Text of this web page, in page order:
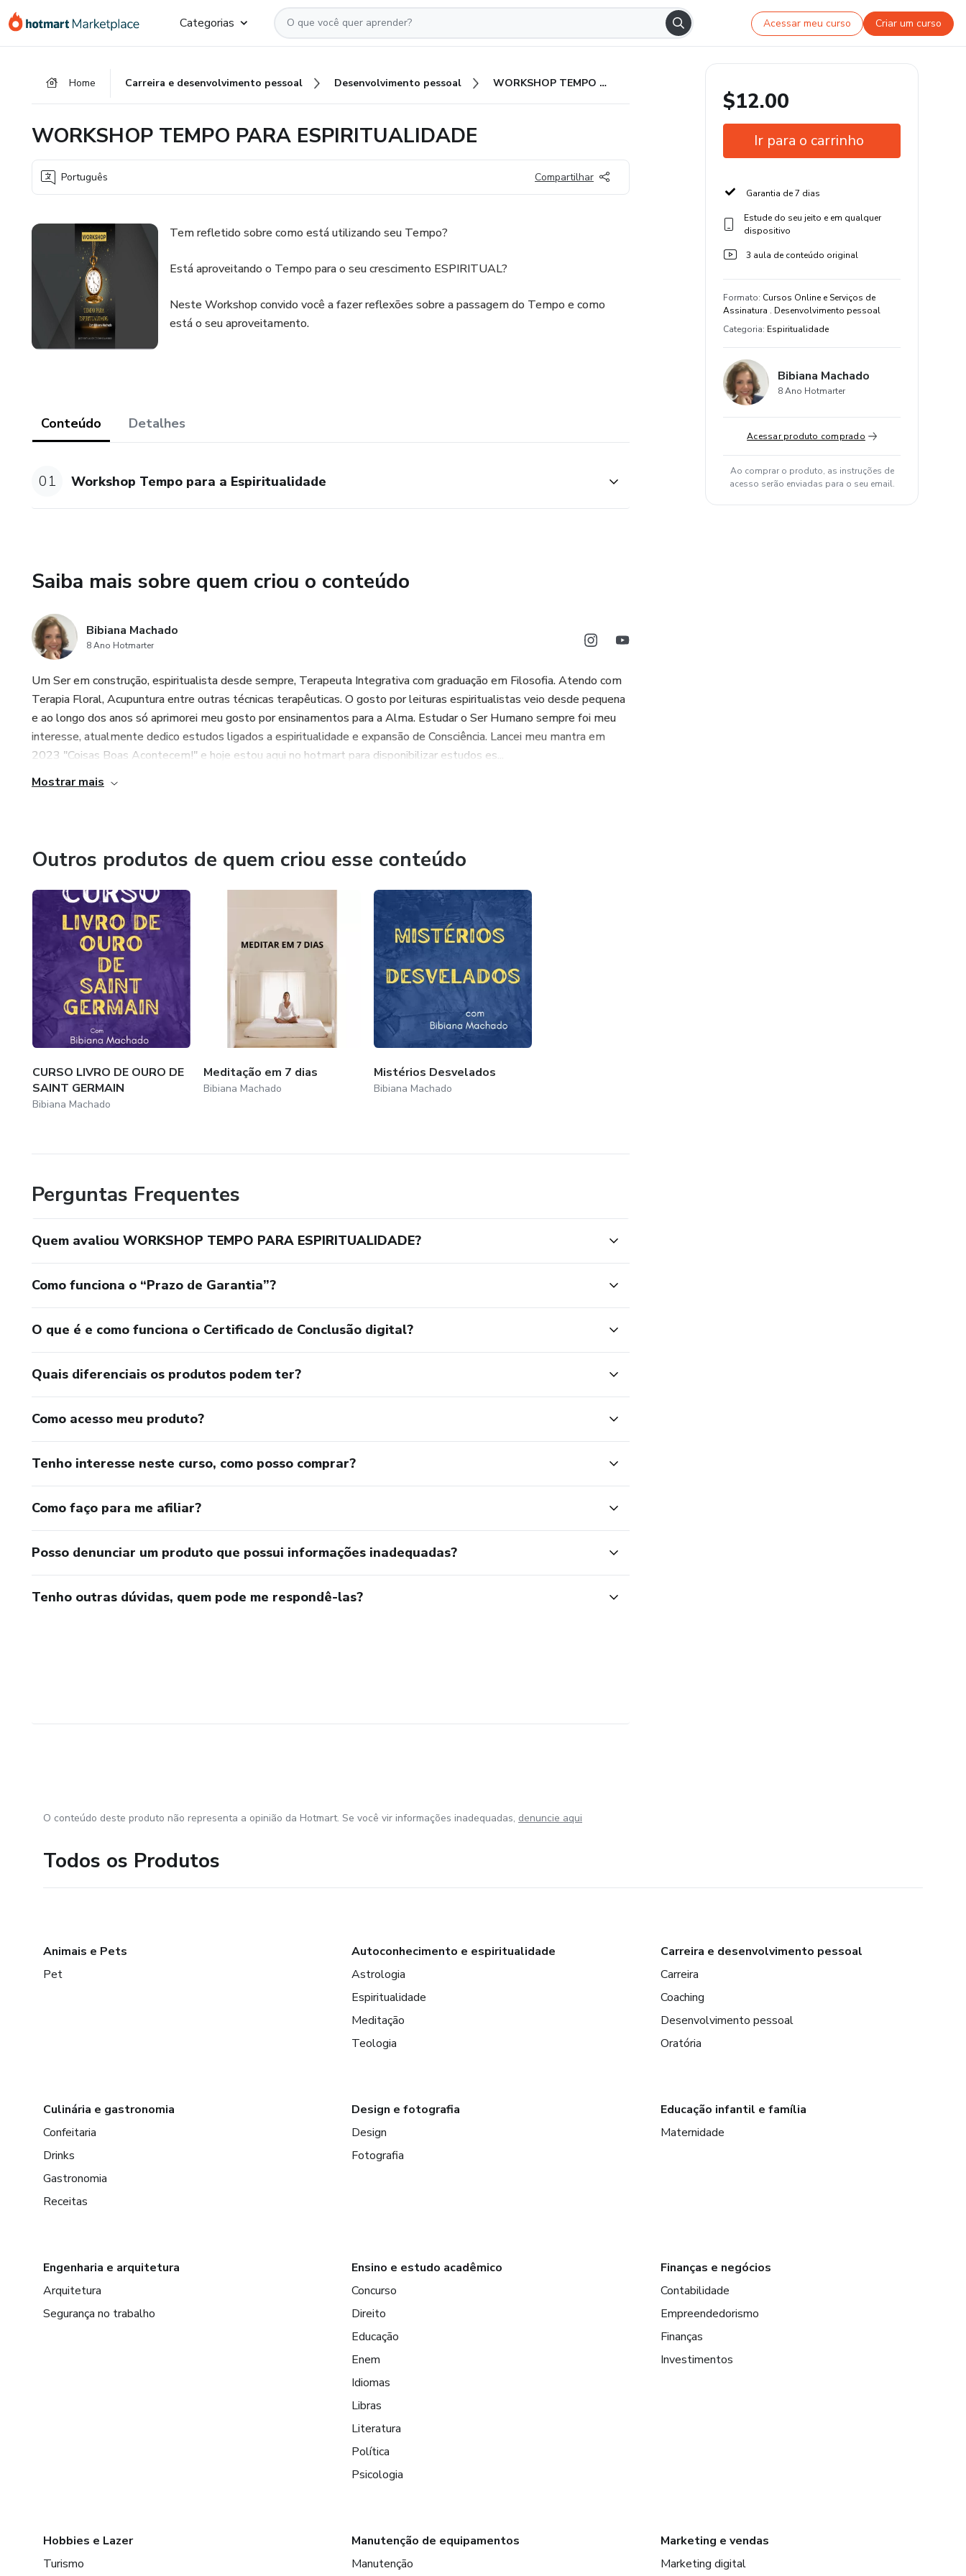
para
para
para
Categorias Acessar meu curso Criar um curso
Home Carreira e desenvolvimento pessoal Desenvolvimento pessoal WORKSHOP TEMPO PARA ESPIRITUALIDADE
WORKSHOP TEMPO PARA ESPIRITUALIDADE
Português Compartilhar
Tem refletido sobre como está utilizando seu Tempo?
Está aproveitando o Tempo para o seu crescimento ESPIRITUAL?
Neste Workshop convido você a fazer reflexões sobre a passagem do Tempo e como
está o seu aproveitamento.
Conteúdo Detalhes
01 Workshop Tempo para a Espiritualidade
Saiba mais sobre quem criou o conteúdo
Bibiana Machado
8 Ano Hotmarter
Um Ser em construção, espiritualista desde sempre, Terapeuta Integrativa com graduação em Filosofia. Atendo com
Terapia Floral, Acupuntura entre outras técnicas terapêuticas. O gosto por leituras espiritualistas veio desde pequena
e ao longo dos anos só aprimorei meu gosto por ensinamentos para a Alma. Estudar o Ser Humano sempre foi meu
interesse, atualmente dedico estudos ligados a espiritualidade e expansão de Consciência. Lancei meu mantra em
2023 "Coisas Boas Acontecem!" e hoje estou aqui no hotmart para disponibilizar estudos es...
Mostrar mais
Outros produtos de quem criou esse conteúdo
CURSO LIVRO DE OURO DE
SAINT GERMAIN
Bibiana Machado
Meditação em 7 dias
Bibiana Machado
Mistérios Desvelados
Bibiana Machado
Perguntas Frequentes
Quem avaliou WORKSHOP TEMPO PARA ESPIRITUALIDADE?
Como funciona o “Prazo de Garantia”?
O que é e como funciona o Certificado de Conclusão digital?
Quais diferenciais os produtos podem ter?
Como acesso meu produto?
Tenho interesse neste curso, como posso comprar?
Como faço para me afiliar?
Posso denunciar um produto que possui informações inadequadas?
Tenho outras dúvidas, quem pode me respondê-las?
$12.00
Ir para o carrinho
Garantia de 7 dias
Estude do seu jeito e em qualquer
dispositivo
3 aula de conteúdo original
Formato: Cursos Online e Serviços de
Assinatura . Desenvolvimento pessoal
Categoria: Espiritualidade
Bibiana Machado
8 Ano Hotmarter
Acessar produto comprado
Ao comprar o produto, as instruções de
acesso serão enviadas para o seu email.
O conteúdo deste produto não representa a opinião da Hotmart. Se você vir informações inadequadas, denuncie aqui
Todos os Produtos
Animais e Pets
Pet
Autoconhecimento e espiritualidade
Astrologia
Espiritualidade
Meditação
Teologia
Carreira e desenvolvimento pessoal
Carreira
Coaching
Desenvolvimento pessoal
Oratória
Culinária e gastronomia
Confeitaria
Drinks
Gastronomia
Receitas
Design e fotografia
Design
Fotografia
Educação infantil e família
Maternidade
Engenharia e arquitetura
Arquitetura
Segurança no trabalho
Ensino e estudo acadêmico
Concurso
Direito
Educação
Enem
Idiomas
Libras
Literatura
Política
Psicologia
Finanças e negócios
Contabilidade
Empreendedorismo
Finanças
Investimentos
Hobbies e Lazer
Turismo
Manutenção de equipamentos
Manutenção
Marketing e vendas
Marketing digital